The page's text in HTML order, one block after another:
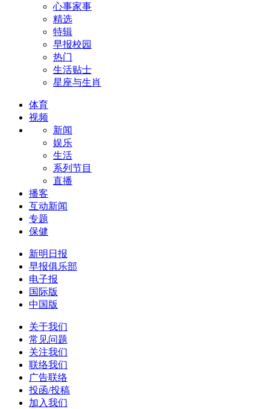
心事家事
精选
特辑
早报校园
热门
生活贴士
星座与生肖
体育
视频
新闻
娱乐
生活
系列节目
直播
播客
互动新闻
专题
保健
新明日报
早报俱乐部
电子报
国际版
中国版
关于我们
常见问题
关注我们
联络我们
广告联络
投函/投稿
加入我们